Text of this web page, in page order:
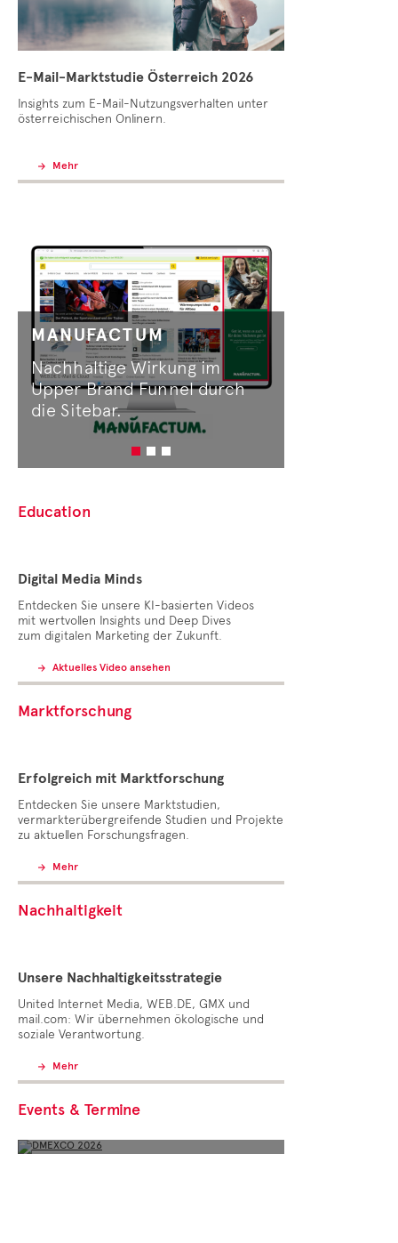
E-Mail-Marktstudie Österreich 2026
Insights zum E-Mail-Nutzungsverhalten unter
österreichischen Onlinern.
Mehr
MANUFACTUM
Nachhaltige Wirkung im
Upper Brand Funnel durch
die Sitebar.
Education
Digital Media Minds
Entdecken Sie unsere KI-basierten Videos
mit wertvollen Insights und Deep Dives
zum digitalen Marketing der Zukunft.
Aktuelles Video ansehen
Marktforschung
Erfolgreich mit Marktforschung
Entdecken Sie unsere Marktstudien,
vermarkterübergreifende Studien und Projekte
zu aktuellen Forschungsfragen.
Mehr
Nachhaltigkeit
Unsere Nachhaltigkeitsstrategie
United Internet Media, WEB.DE, GMX und
mail.com: Wir übernehmen ökologische und
soziale Verantwortung.
Mehr
Events & Termine
DMEXCO 2026
Save the Date: